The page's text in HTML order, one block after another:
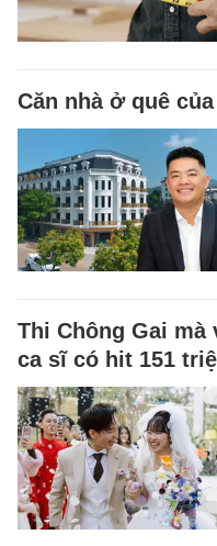
Căn nhà ở quê
Thi Chông Gai
ca sĩ có hit 151